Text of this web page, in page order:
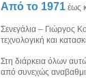
Από το 1971 έως
Σενεγάλια – Γιώργος
τεχνολογική και
Στη διάρκεια όλων
από συνεχώς